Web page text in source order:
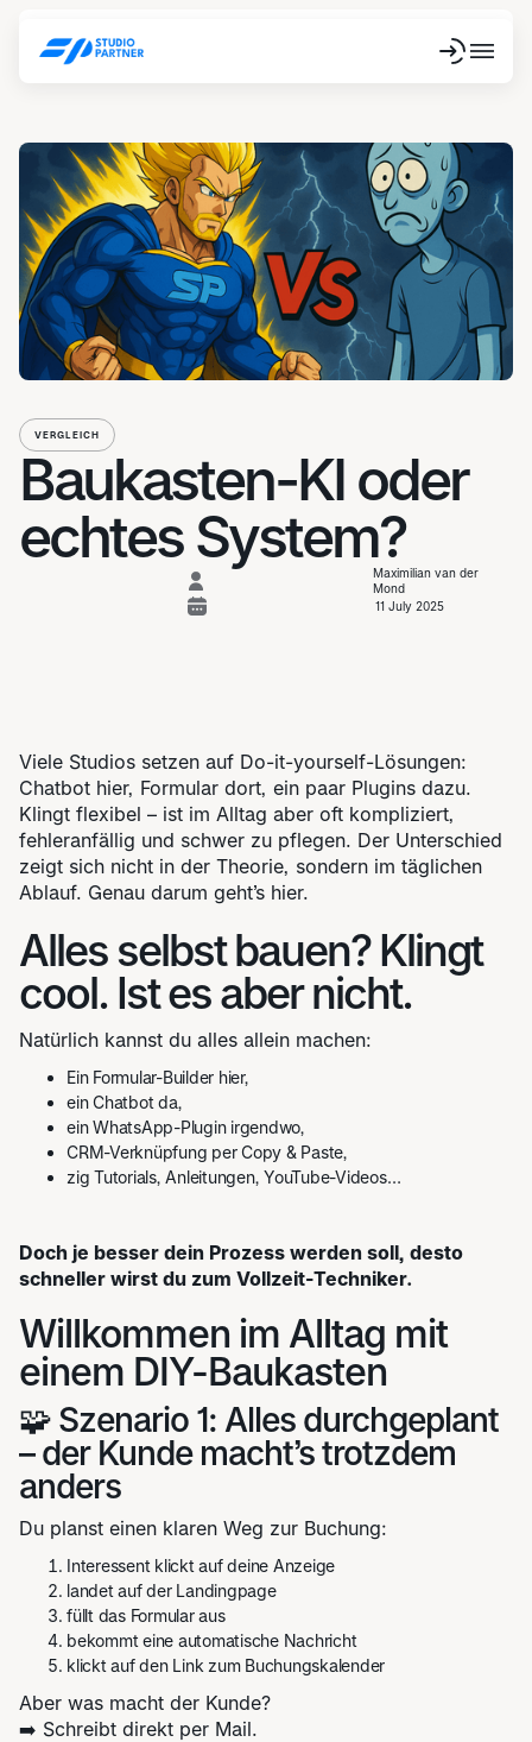
VERGLEICH
Baukasten-KI oder
echtes System?
Maximilian van der
Mond
11 July 2025
Viele Studios setzen auf Do-it-yourself-Lösungen:
Chatbot hier, Formular dort, ein paar Plugins dazu.
Klingt flexibel – ist im Alltag aber oft kompliziert,
fehleranfällig und schwer zu pflegen. Der Unterschied
zeigt sich nicht in der Theorie, sondern im täglichen
Ablauf. Genau darum geht’s hier.
Alles selbst bauen? Klingt
cool. Ist es aber nicht.
Natürlich kannst du alles allein machen:
Ein Formular-Builder hier,
ein Chatbot da,
ein WhatsApp-Plugin irgendwo,
CRM-Verknüpfung per Copy & Paste,
zig Tutorials, Anleitungen, YouTube-Videos…
Doch je besser dein Prozess werden soll, desto
schneller wirst du zum Vollzeit-Techniker.
Willkommen im Alltag mit
einem DIY-Baukasten
🧩 Szenario 1: Alles durchgeplant
– der Kunde macht’s trotzdem
anders
Du planst einen klaren Weg zur Buchung:
Interessent klickt auf deine Anzeige
landet auf der Landingpage
füllt das Formular aus
bekommt eine automatische Nachricht
klickt auf den Link zum Buchungskalender
Aber was macht der Kunde?
➡️ Schreibt direkt per Mail.